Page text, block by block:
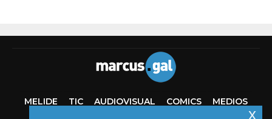
MELIDE TIC AUDIOVISUAL COMICS
MEDIOS
x